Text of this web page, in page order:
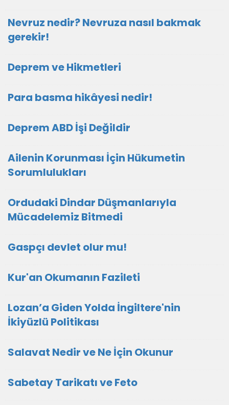
Nevruz nedir? Nevruza nasıl bakmak
gerekir!
Deprem ve Hikmetleri
Para basma hikâyesi nedir!
Deprem ABD İşi Değildir
Ailenin Korunması İçin Hükumetin
Sorumlulukları
Ordudaki Dindar Düşmanlarıyla
Mücadelemiz Bitmedi
Gaspçı devlet olur mu!
Kur'an Okumanın Fazileti
Lozan’a Giden Yolda İngiltere'nin
İkiyüzlü Politikası
Salavat Nedir ve Ne İçin Okunur
Sabetay Tarikatı ve Feto